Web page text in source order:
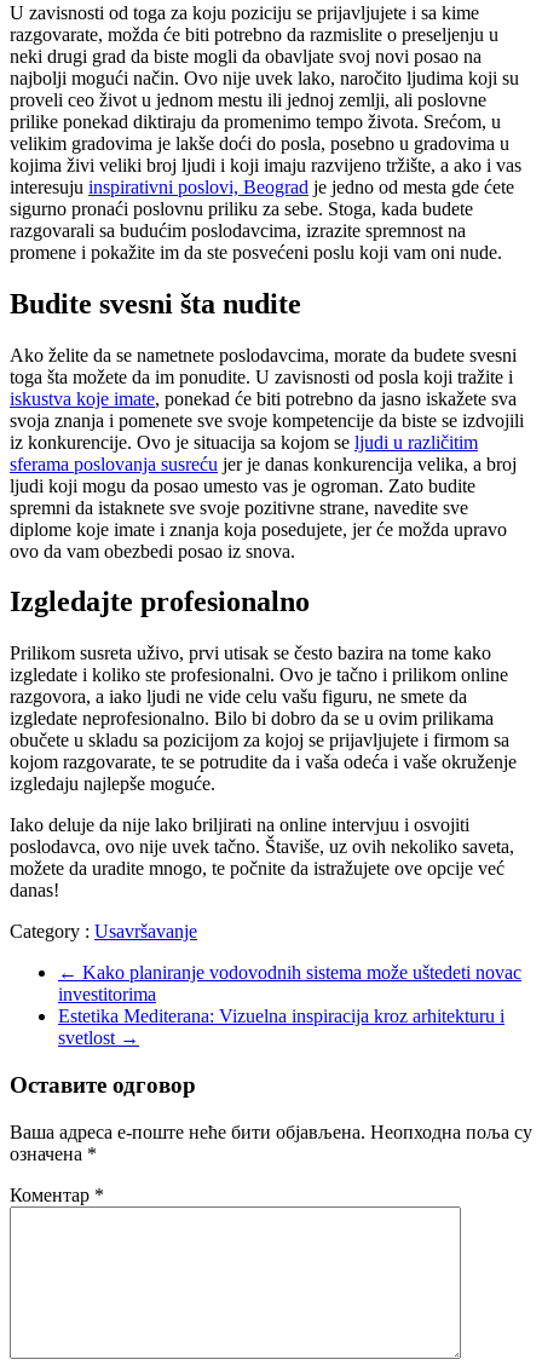
U zavisnosti od toga za koju poziciju se prijavljujete i sa kime
razgovarate, možda će biti potrebno da razmislite o preseljenju u
neki drugi grad da biste mogli da obavljate svoj novi posao na
najbolji mogući način. Ovo nije uvek lako, naročito ljudima koji su
proveli ceo život u jednom mestu ili jednoj zemlji, ali poslovne
prilike ponekad diktiraju da promenimo tempo života. Srećom, u
velikim gradovima je lakše doći do posla, posebno u gradovima u
kojima živi veliki broj ljudi i koji imaju razvijeno tržište, a ako i vas
interesuju inspirativni poslovi, Beograd je jedno od mesta gde ćete
sigurno pronaći poslovnu priliku za sebe. Stoga, kada budete
razgovarali sa budućim poslodavcima, izrazite spremnost na
promene i pokažite im da ste posvećeni poslu koji vam oni nude.
Budite svesni šta nudite
Ako želite da se nametnete poslodavcima, morate da budete svesni
toga šta možete da im ponudite. U zavisnosti od posla koji tražite i
iskustva koje imate, ponekad će biti potrebno da jasno iskažete sva
svoja znanja i pomenete sve svoje kompetencije da biste se izdvojili
iz konkurencije. Ovo je situacija sa kojom se ljudi u različitim
sferama poslovanja susreću jer je danas konkurencija velika, a broj
ljudi koji mogu da posao umesto vas je ogroman. Zato budite
spremni da istaknete sve svoje pozitivne strane, navedite sve
diplome koje imate i znanja koja posedujete, jer će možda upravo
ovo da vam obezbedi posao iz snova.
Izgledajte profesionalno
Prilikom susreta uživo, prvi utisak se često bazira na tome kako
izgledate i koliko ste profesionalni. Ovo je tačno i prilikom online
razgovora, a iako ljudi ne vide celu vašu figuru, ne smete da
izgledate neprofesionalno. Bilo bi dobro da se u ovim prilikama
obučete u skladu sa pozicijom za kojoj se prijavljujete i firmom sa
kojom razgovarate, te se potrudite da i vaša odeća i vaše okruženje
izgledaju najlepše moguće.
Iako deluje da nije lako briljirati na online intervjuu i osvojiti
poslodavca, ovo nije uvek tačno. Štaviše, uz ovih nekoliko saveta,
možete da uradite mnogo, te počnite da istražujete ove opcije već
danas!
Category : Usavršavanje
← Kako planiranje vodovodnih sistema može uštedeti novac
investitorima
Estetika Mediterana: Vizuelna inspiracija kroz arhitekturu i
svetlost →
Оставите одговор
Ваша адреса е-поште неће бити објављена. Неопходна поља су
означена *
Коментар *